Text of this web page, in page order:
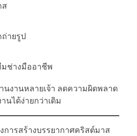
ส
ายรูป
ช่างมืออาชีพ
นงานหลายเจ้า ลดความผิดพลาด
ได้ง่ายกว่าเดิม
ารสร้างบรรยากาศคริสต์มาส